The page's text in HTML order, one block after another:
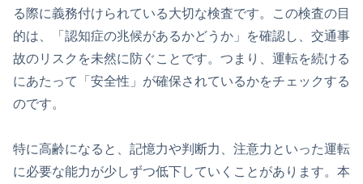
る際に義務付けられている大切な検査です。この検査の目
的は、「認知症の兆候があるかどうか」を確認し、交通事
故のリスクを未然に防ぐことです。つまり、運転を続ける
にあたって「安全性」が確保されているかをチェックする
のです。
特に高齢になると、記憶力や判断力、注意力といった運転
に必要な能力が少しずつ低下していくことがあります。本